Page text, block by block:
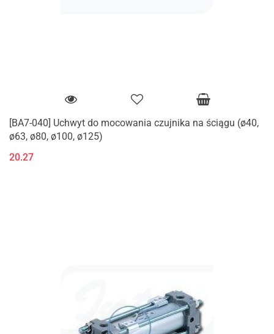
[BA7-040] Uchwyt do mocowania czujnika na ściągu (ø40,
ø63, ø80, ø100, ø125)
20.27